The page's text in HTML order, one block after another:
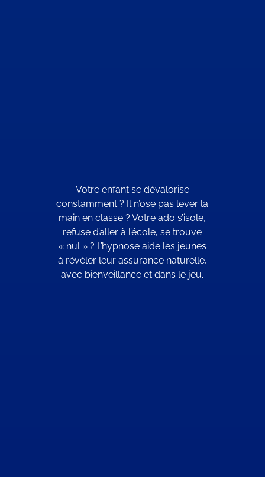
Votre enfant se dévalorise
constamment ? Il n’ose pas lever la
main en classe ? Votre ado s’isole,
refuse d’aller à l’école, se trouve
« nul » ? L’hypnose aide les jeunes
à révéler leur assurance naturelle,
avec bienveillance et dans le jeu.